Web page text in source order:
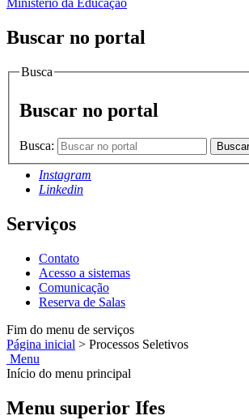
Buscar no portal
Busca
Buscar no portal
Busca: Buscar
Instagram
Linkedin
Serviços
Contato
Acesso a sistemas
Comunicação
Reserva de Salas
Fim do menu de serviços
Página inicial > Processos Seletivos
Menu
Início do menu principal
Menu superior Ifes